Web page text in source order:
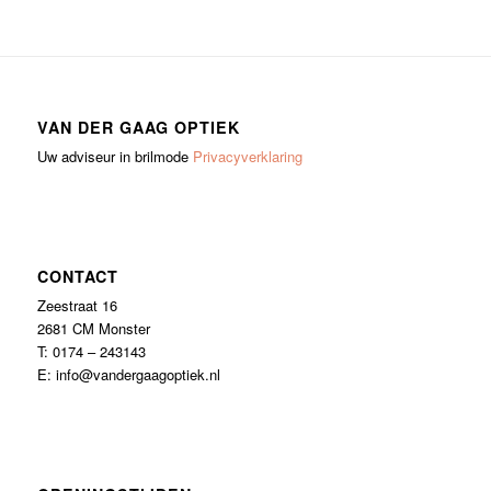
VAN DER GAAG OPTIEK
Uw adviseur in brilmode Privacyverklaring
CONTACT
Zeestraat 16
2681 CM Monster
T: 0174 – 243143
E: info@vandergaagoptiek.nl